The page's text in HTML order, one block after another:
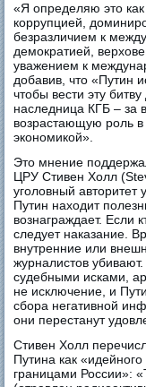
«Я определяю это
коррупцией,
безразличием к
демократией,
уважением к
добавив, что «Путин
чтобы вести эту
наследница КГБ – за
возрастающую роль в
экономикой».
Это мнение
ЦРУ Стивен Холл
уголовный авторитет
Путин находит
вознаграждает. Если
следует наказание.
внутренние или
журналистов
судебными исками,
не исключение, и
сбора негативной
они перестанут
Стивен Холл
Путина как
границами России»: